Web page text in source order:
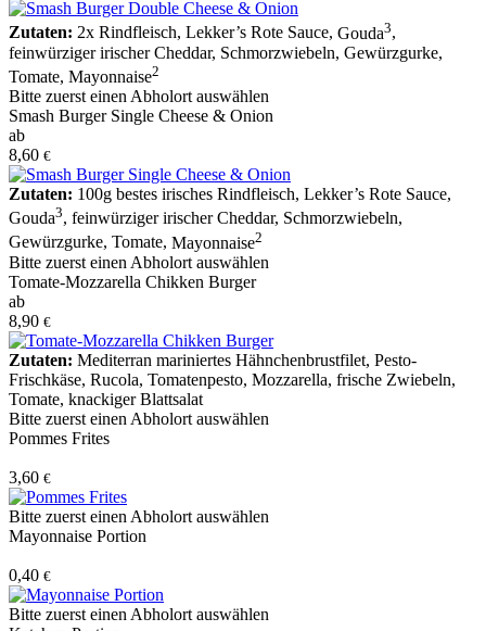
Zutaten: 2x Rindfleisch, Lekker’s Rote Sauce, Gouda3,
feinwürziger irischer Cheddar, Schmorzwiebeln, Gewürzgurke,
Tomate, Mayonnaise2
Bitte zuerst einen Abholort auswählen
Smash Burger Single Cheese & Onion
ab
8,60 €
Zutaten: 100g bestes irisches Rindfleisch, Lekker’s Rote Sauce,
Gouda3, feinwürziger irischer Cheddar, Schmorzwiebeln,
Gewürzgurke, Tomate, Mayonnaise2
Bitte zuerst einen Abholort auswählen
Tomate-Mozzarella Chikken Burger
ab
8,90 €
Zutaten: Mediterran mariniertes Hähnchenbrustfilet, Pesto-
Frischkäse, Rucola, Tomatenpesto, Mozzarella, frische Zwiebeln,
Tomate, knackiger Blattsalat
Bitte zuerst einen Abholort auswählen
Pommes Frites
3,60 €
Bitte zuerst einen Abholort auswählen
Mayonnaise Portion
0,40 €
Bitte zuerst einen Abholort auswählen